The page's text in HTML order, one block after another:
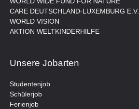
CARE DEUTSCHLAND-LUXEMBURG E.V.
WORLD VISION
AKTION WELTKINDERHILFE
Unsere Jobarten
Studentenjob
Schülerjob
Ferienjob